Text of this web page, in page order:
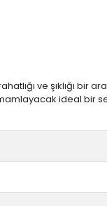
ve şıklığı bir
ideal bir